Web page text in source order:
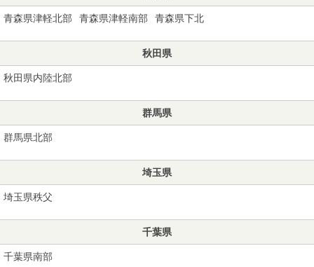
青森県津軽北部 青森県津軽南部 青森県下北
秋田県
秋田県内陸北部
群馬県
群馬県北部
埼玉県
埼玉県秩父
千葉県
千葉県南部